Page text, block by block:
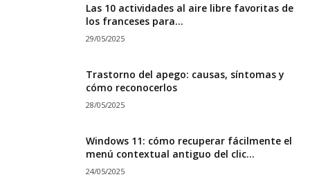
Las 10 actividades al aire libre favoritas de
los franceses para...
29/05/2025
Trastorno del apego: causas, síntomas y
cómo reconocerlos
28/05/2025
Windows 11: cómo recuperar fácilmente el
menú contextual antiguo del clic...
24/05/2025